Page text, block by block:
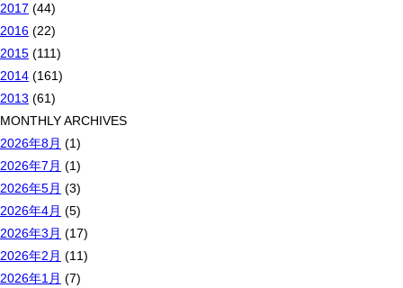
2017 (44)
2016 (22)
2015 (111)
2014 (161)
2013 (61)
MONTHLY ARCHIVES
2026年8月 (1)
2026年7月 (1)
2026年5月 (3)
2026年4月 (5)
2026年3月 (17)
2026年2月 (11)
2026年1月 (7)